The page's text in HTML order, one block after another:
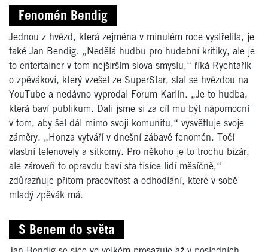
Fenomén Bendig
Jednou z hvězd, která zejména v minulém roce vystřelila, je
také Jan Bendig. „Nedělá hudbu pro hudební kritiky, ale je
to entertainer v tom nejširším slova smyslu,“ říká Rychtařík
o zpěvákovi, který vzešel ze SuperStar, stal se hvězdou na
YouTube a nedávno vyprodal Forum Karlín. „Je to hudba,
která baví publikum. Dali jsme si za cíl mu být nápomocní
v tom, aby šel dál mimo svoji komunitu,“ vysvětluje svoje
záměry. „Honza vytváří v dnešní zábavě fenomén. Točí
vlastní telenovely a sitkomy. Pro někoho je to trochu bizár,
ale zároveň to opravdu baví sta tisíce lidí měsíčně,“
zdůrazňuje přitom pracovitost a odhodlání, které v sobě
mladý zpěvák má.
S Benem do světa